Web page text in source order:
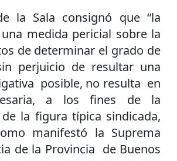
la Sala consignó que “la
medida pericial sobre la
de determinar el grado de
perjuicio de resultar una
posible, no resulta en
a los fines de la
la figura típica sindicada,
manifestó la Suprema
de la Provincia de Buenos